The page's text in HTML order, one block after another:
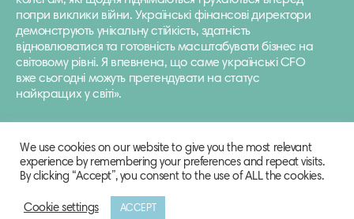
попри виклики війни. Українські фінансові директори
демонструють унікальну стійкість, здатність
відновлюватися та готовність масштабувати бізнес на
світовому рівні. Я впевнена, що саме українські CFO
вже сьогодні можуть претендувати на статус
найкращих у світі».
© 2020-2021 Biosphere Corporation.
We use cookies on our website to give you the most relevant
experience by remembering your preferences and repeat visits.
By clicking “Accept”, you consent to the use of ALL the cookies.
Cookie settings ACCEPT